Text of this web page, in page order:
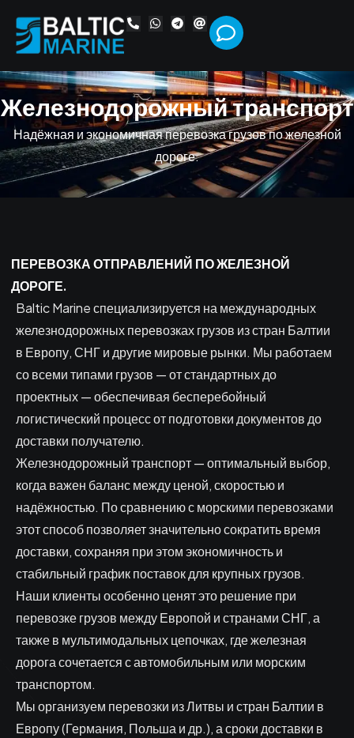
Железнодорожныйтранспорт
Надёжная и экономичная перевозка грузов по железной
дороге.
ПЕРЕВОЗКА ОТПРАВЛЕНИЙ ПО ЖЕЛЕЗНОЙ
ДОРОГЕ.
Baltic Marine специализируется на международных
железнодорожных перевозках грузов из стран Балтии
в Европу, СНГ и другие мировые рынки. Мы работаем
со всеми типами грузов — от стандартных до
проектных — обеспечивая бесперебойный
логистический процесс от подготовки документов до
доставки получателю.
Железнодорожный транспорт — оптимальный выбор,
когда важен баланс между ценой, скоростью и
надёжностью. По сравнению с морскими перевозками
этот способ позволяет значительно сократить время
доставки, сохраняя при этом экономичность и
стабильный график поставок для крупных грузов.
Наши клиенты особенно ценят это решение при
перевозке грузов между Европой и странами СНГ, а
также в мультимодальных цепочках, где железная
дорога сочетается с автомобильным или морским
транспортом.
Мы организуем перевозки из Литвы и стран Балтии в
Европу (Германия, Польша и др.), а сроки доставки в